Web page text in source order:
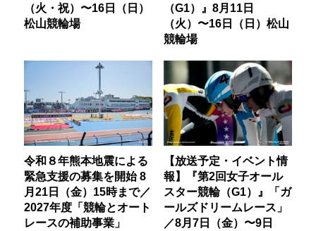
（火・祝）〜16日（日）
松山競輪場
（G1）』8月11日
（火）〜16日（日）松山
競輪場
令和８年熊本地震による
緊急支援の募集を開始 8
月21日（金）15時まで／
2027年度「競輪とオート
レースの補助事業」
【放送予定・イベント情
報】『第2回女子オール
スター競輪（G1）』「ガ
ールズドリームレース」
／8月7日（金）〜9日